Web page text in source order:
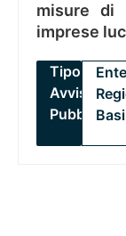
misure di
imprese
Tipo:
Avviso
Pubblico